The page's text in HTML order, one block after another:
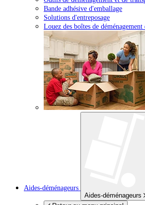
Bande adhésive d'emballage
Solutions d'entreposage
Louez des boîtes de déménagement
Aides-déménageurs
Aides-déménageurs